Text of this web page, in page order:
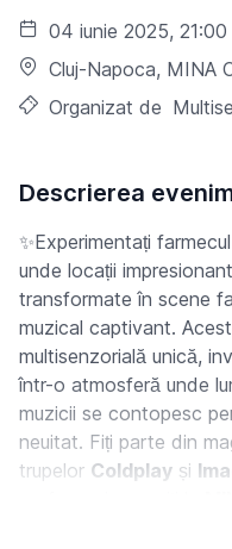
04 iunie 2025, 21:00
Cluj-Napoca, MINA
Organizat de
Descrierea
✨Experimentați
unde locații
transformate în scene
muzical captivant.
multisenzorială unică,
într-o atmosferă unde
muzicii se contopesc
neuitat. Fiți parte din
trupelor Coldplay și